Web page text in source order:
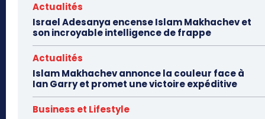
Actualités
Israel Adesanya encense Islam Makhachev et
son incroyable intelligence de frappe
Actualités
Islam Makhachev annonce la couleur face à
Ian Garry et promet une victoire expéditive
Business et Lifestyle